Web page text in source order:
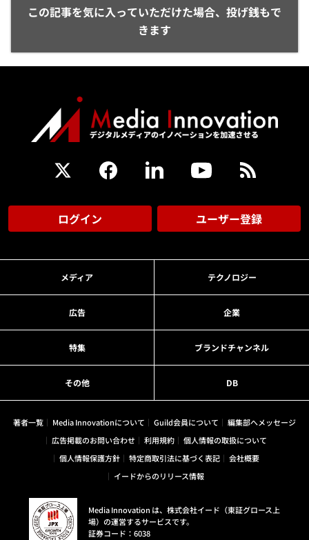
この記事を気に入っていただけた場合、投げ銭もで
きます
ログイン ユーザー登録
メディア テクノロジー
広告 企業
特集 ブランドチャンネル
その他 DB
著者一覧 Media Innovationについて Guild会員について
編集部へメッセージ
広告掲載のお問い合わせ
利用規約
個人情報の取扱について
個人情報保護方針
特定商取引法に基づく表記
会社概要
イードからのリリース情報
Media Innovation は、株式会社イード（東証グロース上
場）の運営するサービスです。
証券コード：6038